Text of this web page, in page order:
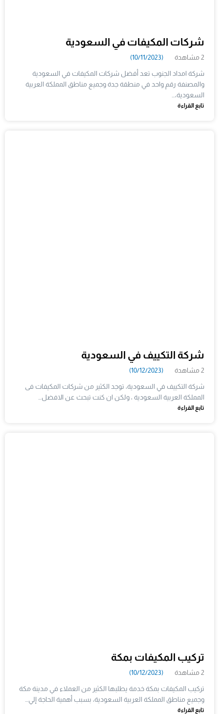
شركات المكيفات في السعودية
2 مشاهدة (10/11/2023)
شركة امداد الجنوب تعد أفضل شركات المكيفات في السعودية
والمصنفة رقم واحد في منطقة جدة وجميع مناطق المملكة العربية
السعودية،…
تابع القراءة
شركة التكييف في السعودية
2 مشاهدة (10/12/2023)
شركة التكييف في السعودية، توجد الكثير من شركات المكيفات فى
المملكة العربية السعودية ، ولكن ان كنت تبحث عن الافضل…
تابع القراءة
تركيب المكيفات بمكة
2 مشاهدة (10/12/2023)
تركيب المكيفات بمكة خدمة يطلبها الكثير من العملاء في مدينة مكة
وجميع مناطق المملكة العربية السعودية، بسبب أهمية الحاجة إلي…
تابع القراءة